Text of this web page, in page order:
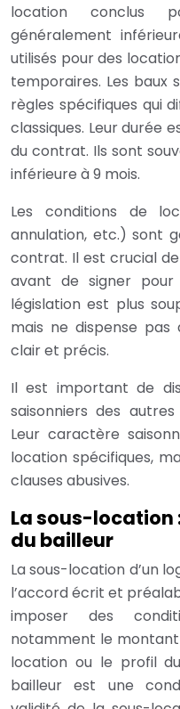
location conclus
généralement
utilisés pour des
temporaires. Les baux
règles spécifiques qui
classiques. Leur durée
du contrat. Ils sont
inférieure à 9 mois.
Les conditions de
annulation, etc.) sont
contrat. Il est crucial
avant de signer
législation est plus
mais ne dispense pas
clair et précis.
Il est important de
saisonniers des
Leur caractère
location spécifiques,
clauses abusives.
La sous-
du bailleur
La sous-location d’un
l’accord écrit et
imposer des
notamment le montant
location ou le profil
bailleur est une